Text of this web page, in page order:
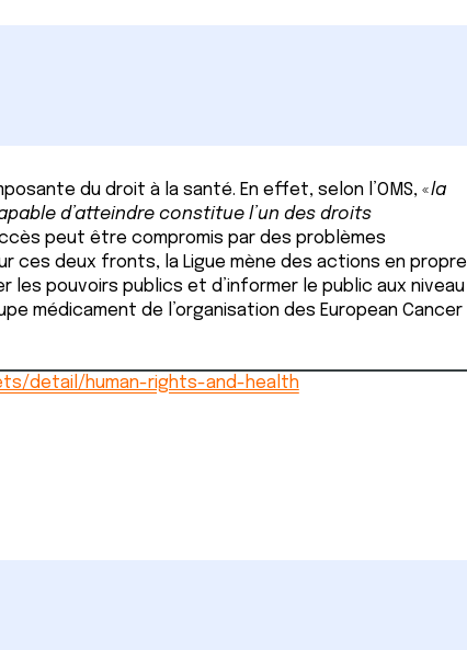
du droit à la santé. En effet, selon l’OMS, «la
d’atteindre constitue l’un des droits
peut être compromis par des problèmes
ces deux fronts, la Ligue mène des actions en propre
pouvoirs publics et d’informer le public aux niveau
médicament de l’organisation des European Cancer
detail/human-rights-and-health